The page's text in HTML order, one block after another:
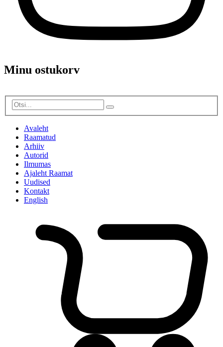
Minu ostukorv
Avaleht
Raamatud
Arhiiv
Autorid
Ilmumas
Ajaleht Raamat
Uudised
Kontakt
English